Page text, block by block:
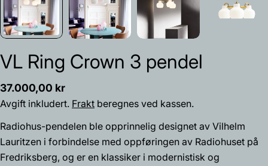
VL Ring Crown 3 pendel
Vanlig
pris
37.000,00 kr
Avgift inkludert. Frakt beregnes ved kassen.
Radiohus-pendelen ble opprinnelig designet av Vilhelm
Lauritzen i forbindelse med oppføringen av Radiohuset på
Fredriksberg, og er en klassiker i modernistisk og
Spør et spørsmål